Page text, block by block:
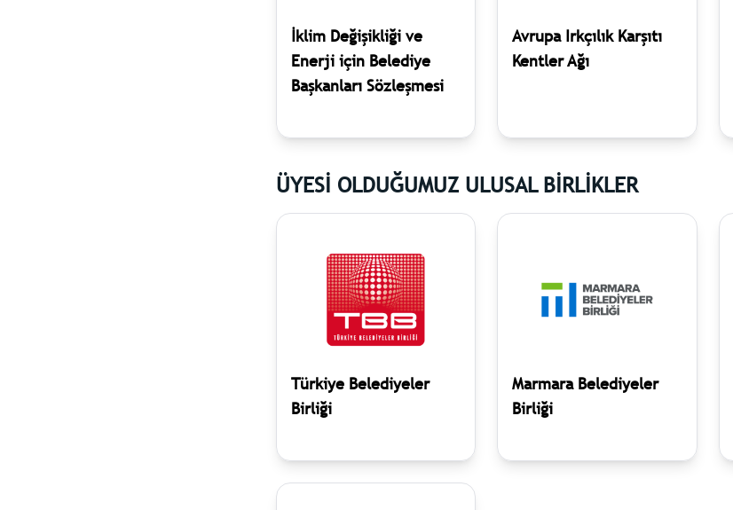
İklim Değişikliği ve
Enerji için Belediye
Başkanları Sözleşmesi
Avrupa Irkçılık Karşıtı
Kentler Ağı
ÜYESİ OLDUĞUMUZ ULUSAL BİRLİKLER
Türkiye Belediyeler
Birliği
Marmara Belediyeler
Birliği